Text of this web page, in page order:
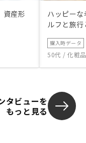
資産形
ハッピー
ルフと旅
購入時データ
50代 / 化粧
タビューを
もっと見る